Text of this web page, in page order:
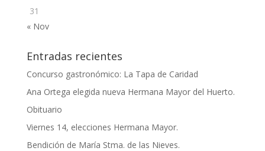
31
« Nov
Entradas recientes
Concurso gastronómico: La Tapa de Caridad
Ana Ortega elegida nueva Hermana Mayor del Huerto.
Obituario
Viernes 14, elecciones Hermana Mayor.
Bendición de María Stma. de las Nieves.